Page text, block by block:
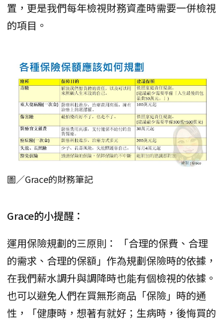
置，更是我們每年檢視財務資產時需要一併檢視
的項目。
圖／Grace的財務筆記
Grace的小提醒：
運用保險規劃的三原則： 「合理的保費、合理
的需求、合理的保額」作為規劃保險時的依據，
在我們薪水調升與調降時也能有個檢視的依據。
也可以避免人們在買無形商品「保險」時的通
性，「健康時，想著有就好；生病時，後悔買的